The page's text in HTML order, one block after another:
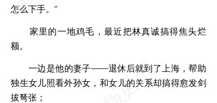
怎么下手。”
家里的一地鸡毛，最近把林真诚搞得焦头烂
额。
一边是他的妻子——退休后就到了上海，帮助
独生女儿照看外孙女，和女儿的关系却搞得愈发剑
拔弩张；